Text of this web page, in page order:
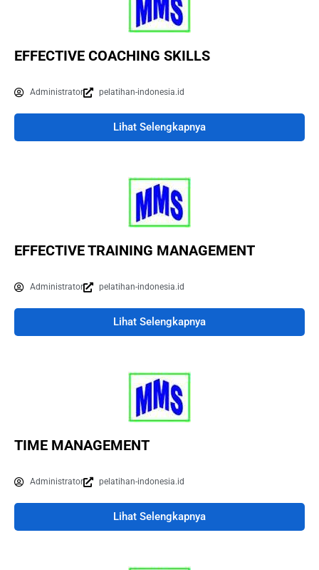
EFFECTIVE COACHING SKILLS
Administrator pelatihan-indonesia.id
Lihat Selengkapnya
EFFECTIVE TRAINING MANAGEMENT
Administrator pelatihan-indonesia.id
Lihat Selengkapnya
TIME MANAGEMENT
Administrator pelatihan-indonesia.id
Lihat Selengkapnya